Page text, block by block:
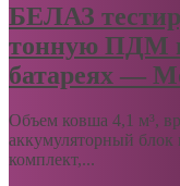
БЕЛАЗ
тонную ПДМ
батареях —
Объем ковша 4,1 м³,
аккумуляторный блок
комплект,...